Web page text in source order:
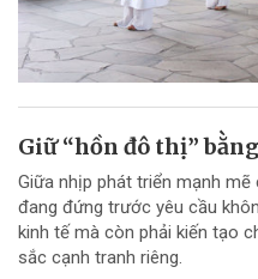
Giữ “hồn đô thị”
Giữa nhịp phát triển mạnh
đang đứng trước yêu cầu
kinh tế mà còn phải kiến tạo
sắc cạnh tranh riêng.